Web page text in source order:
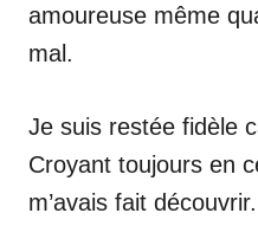
amoureuse même
mal.
Je suis restée fidèle
Croyant toujours en
m’avais fait découvrir.